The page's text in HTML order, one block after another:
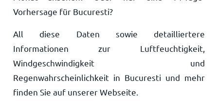
Vorhersage für Bucuresti?
All diese Daten sowie detailliertere
Informationen zur Luftfeuchtigkeit,
Windgeschwindigkeit und
Regenwahrscheinlichkeit in Bucuresti und mehr
finden Sie auf unserer Webseite.